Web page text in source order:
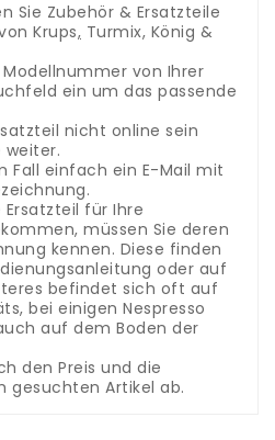
Sie Zubehör & Ersatzteile
Krups, Turmix, König &
von Ihrer
ein um das passende
nicht online sein
weiter.
Fall einfach ein E-Mail mit
für Ihre
müssen Sie deren
kennen. Diese finden
oder auf
befindet sich oft auf
bei einigen Nespresso
auf dem Boden der
den Preis und die
gesuchten Artikel ab.